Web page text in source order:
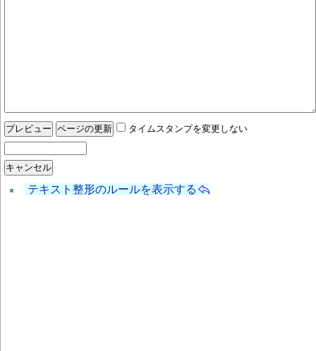
タイムスタンプを変更しない
テキスト整形のルールを表示する